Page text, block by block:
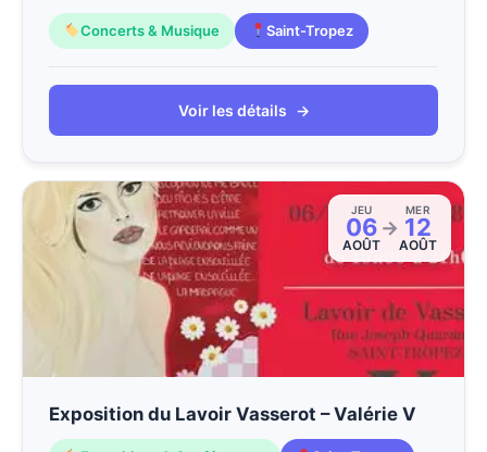
Concerts & Musique Saint-Tropez
Voir les détails →
JEU
06
AOÛT
→
MER
12
AOÛT
Exposition du Lavoir Vasserot – Valérie V